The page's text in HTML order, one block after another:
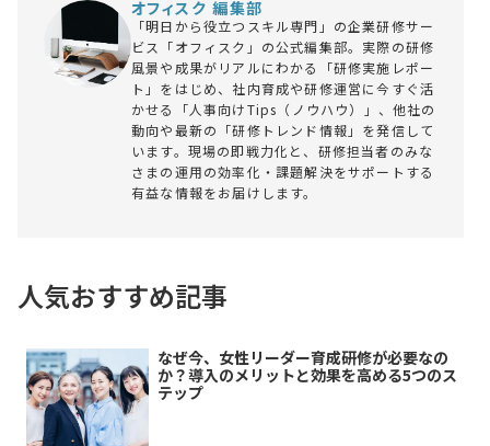
オフィスク 編集部
「明日から役立つスキル専門」の企業研修サー
ビス「オフィスク」の公式編集部。実際の研修
風景や成果がリアルにわかる「研修実施レポー
ト」をはじめ、社内育成や研修運営に今すぐ活
かせる「人事向けTips（ノウハウ）」、他社の
動向や最新の「研修トレンド情報」を発信して
います。現場の即戦力化と、研修担当者のみな
さまの運用の効率化・課題解決をサポートする
有益な情報をお届けします。
人気おすすめ記事
なぜ今、女性リーダー育成研修が必要なの
か？導入のメリットと効果を高める5つのス
テップ